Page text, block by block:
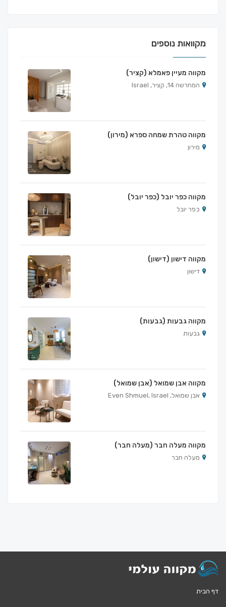
מקוואות נוספים
מקווה מעיין פאמלא (קציר)
המחרשה 14, קציר, Israel
מקווה טהרת שמחה ספרא (מירון)
מירון
מקווה כפר יובל (כפר יובל)
כפר יובל
מקווה דישון (דישון)
דישון
מקווה גבעות (גבעות)
גבעות
מקווה אבן שמואל (אבן שמואל)
אבן שמואל, Even Shmuel, Israel
מקווה מעלה חבר (מעלה חבר)
מעלה חבר
דף הבית